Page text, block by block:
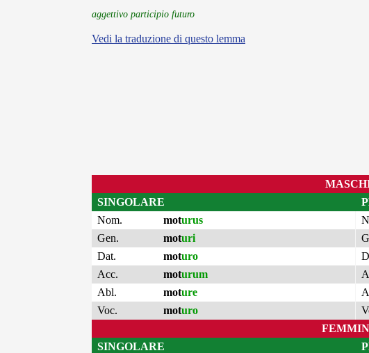
aggettivo participio futuro
Vedi la traduzione di questo lemma
SINGOLARE
Nom.
moturus
Gen.
moturi
Dat.
moturo
Acc.
moturum
Abl.
moture
Voc.
moturo
SINGOLARE